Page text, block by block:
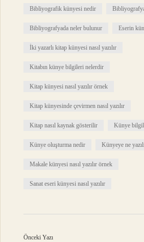
Bibliyografik künyesi nedir
Bibliyografyada neler bulunur Eserin
İki yazarlı kitap künyesi nasıl yazılır
Kitabın künye bilgileri nelerdir
Kitap künyesi nasıl yazılır örnek
Kitap künyesinde çevirmen nasıl yazılır
Kitap nasıl kaynak gösterilir Künye
Künye oluşturma nedir Künyeye ne
Makale künyesi nasıl yazılır örnek
Sanat eseri künyesi nasıl yazılır
Önceki Yazı